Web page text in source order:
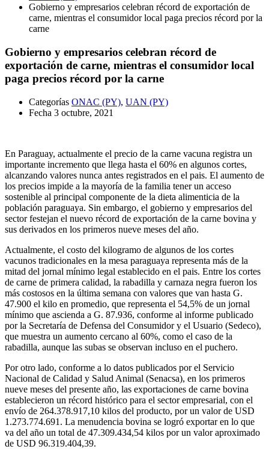
Gobierno y empresarios celebran récord de exportación de
carne, mientras el consumidor local paga precios récord por la
carne
Gobierno y empresarios celebran récord de
exportación de carne, mientras el consumidor local
paga precios récord por la carne
Categorías ONAC (PY), UAN (PY)
Fecha 3 octubre, 2021
En Paraguay, actualmente el precio de la carne vacuna registra un
importante incremento que llega hasta el 60% en algunos cortes,
alcanzando valores nunca antes registrados en el pais. El aumento de
los precios impide a la mayoría de la familia tener un acceso
sostenible al principal componente de la dieta alimenticia de la
población paraguaya. Sin embargo, el gobierno y empresarios del
sector festejan el nuevo récord de exportación de la carne bovina y
sus derivados en los primeros nueve meses del año.
Actualmente, el costo del kilogramo de algunos de los cortes
vacunos tradicionales en la mesa paraguaya representa más de la
mitad del jornal mínimo legal establecido en el pais. Entre los cortes
de carne de primera calidad, la rabadilla y carnaza negra fueron los
más costosos en la última semana con valores que van hasta G.
47.900 el kilo en promedio, que representa el 54,5% de un jornal
mínimo que ascienda a G. 87.936, conforme al informe publicado
por la Secretaría de Defensa del Consumidor y el Usuario (Sedeco),
que muestra un aumento cercano al 60%, como el caso de la
rabadilla, aunque las subas se observan incluso en el puchero.
Por otro lado, conforme a lo datos publicados por el Servicio
Nacional de Calidad y Salud Animal (Senacsa), en los primeros
nueve meses del presente año, las exportaciones de carne bovina
establecieron un récord histórico para el sector empresarial, con el
envío de 264.378.917,10 kilos del producto, por un valor de USD
1.273.774.691. La menudencia bovina se logró exportar en lo que
va del año un total de 47.309.434,54 kilos por un valor aproximado
de USD 96.319.404,39.